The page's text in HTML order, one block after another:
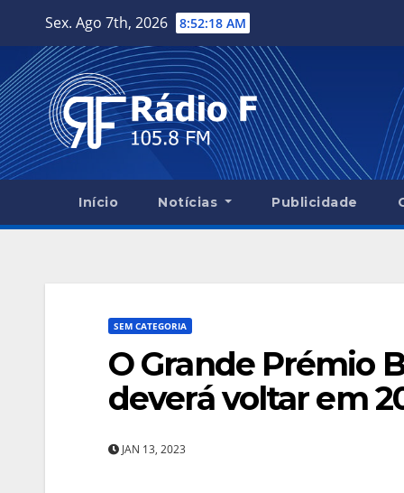
content
Sex. Ago 7th, 2026 8:52:19 AM
Início Notícias Publicidade
SEM CATEGORIA
O Grande Prémio
deverá voltar em
JAN 13, 2023